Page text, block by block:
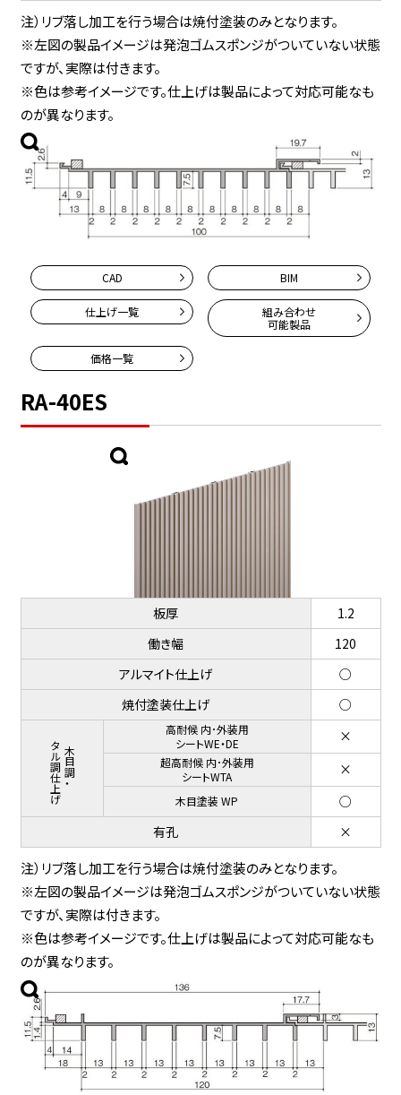
注）リブ落し加工を行う場合は焼付塗装のみとなります。
※左図の製品イメージは発泡ゴムスポンジがついていない状態
ですが、実際は付きます。
※色は参考イメージです。仕上げは製品によって対応可能なも
のが異なります。
CAD BIM
仕上げ一覧
組み合わせ
可能製品
価格一覧
RA-40ES
板厚
1.2
働き幅
120
アルマイト仕上げ
○
焼付塗装仕上げ
○
木目調・
メタル調仕上げ
高耐候 内･外装用
シートWE・DE
×
超高耐候 内･外装用
シートWTA
×
木目塗装 WP
○
有孔
×
注）リブ落し加工を行う場合は焼付塗装のみとなります。
※左図の製品イメージは発泡ゴムスポンジがついていない状態
ですが、実際は付きます。
※色は参考イメージです。仕上げは製品によって対応可能なも
のが異なります。